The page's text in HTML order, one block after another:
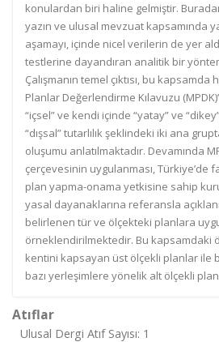
konulardan biri haline gelmiştir.
yazın ve ulusal mevzuat kapsamında
aşamayı, içinde nicel verilerin de yer
testlerine dayandıran analitik bir
Çalışmanın temel çıktısı, bu
Planlar Değerlendirme Kılavuzu
“içsel” ve kendi içinde “yatay” ve
“dışsal” tutarlılık şeklindeki iki ana
oluşumu anlatılmaktadır. Devamında
çerçevesinin uygulanması, Türkiye’de
plan yapma-onama yetkisine sahip
yasal dayanaklarına referansla
belirlenen tür ve ölçekteki planlara
örneklendirilmektedir. Bu kapsamdaki
kentini kapsayan üst ölçekli planlar ile
bazı yerleşimlere yönelik alt ölçekli
Atıflar
Ulusal Dergi Atıf Sayısı: 1